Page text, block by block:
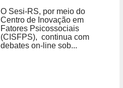
O Sesi-RS, por meio do
Centro de Inovação em
Fatores Psicossociais
(CISFPS), continua com
debates on-line sob...